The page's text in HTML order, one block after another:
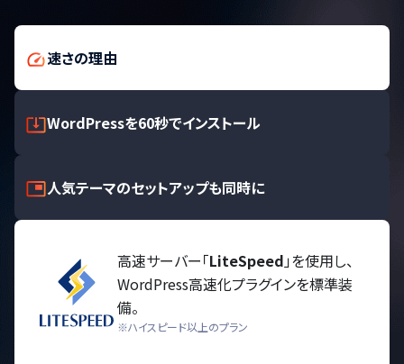
速さの理由
WordPressを60秒でインストール
人気テーマのセットアップも同時に
高速サーバー「LiteSpeed」を使用し、
WordPress高速化プラグインを標準装
備。
※ハイスピード以上のプラン